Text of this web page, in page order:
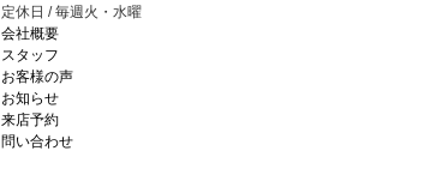
定休日 / 毎週火・水曜
会社概要
スタッフ
お客様の声
お知らせ
来店予約
問い合わせ